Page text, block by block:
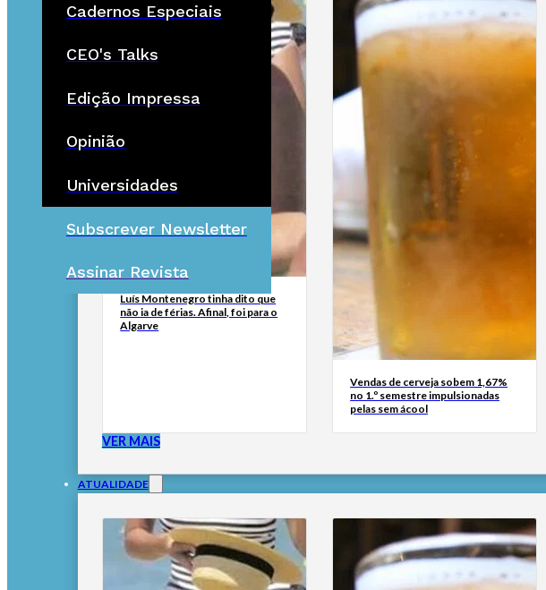
Cadernos Especiais
CEO's Talks
Edição Impressa
Opinião
Universidades
Subscrever Newsletter
Assinar Revista
Luís Montenegro tinha dito que
não ia de férias. Afinal, foi para o
Algarve
Vendas de cerveja sobem 1,67%
no 1.º semestre impulsionadas
pelas sem ácool
VER MAIS
ATUALIDADE